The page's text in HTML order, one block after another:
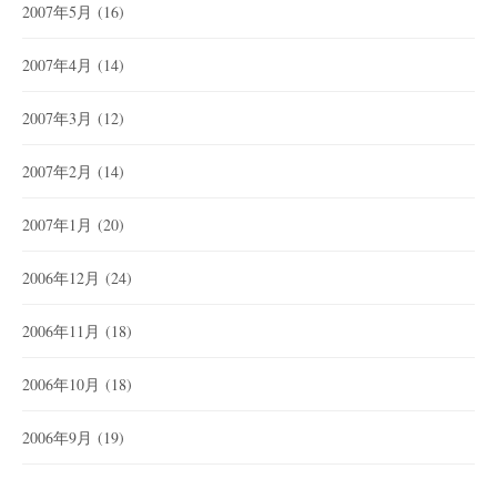
2007年5月 (16)
2007年4月 (14)
2007年3月 (12)
2007年2月 (14)
2007年1月 (20)
2006年12月 (24)
2006年11月 (18)
2006年10月 (18)
2006年9月 (19)